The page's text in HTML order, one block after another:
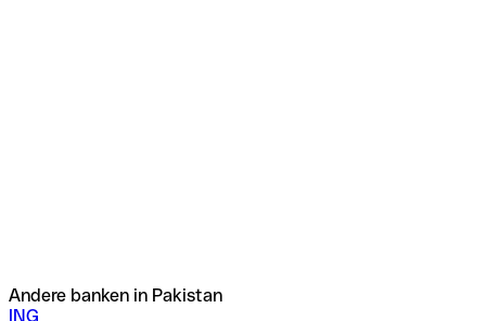
Andere banken in Pakistan
ING